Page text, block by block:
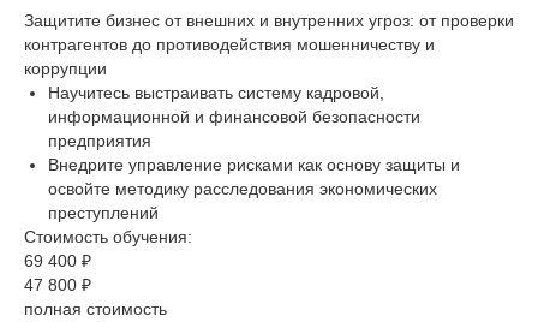
Защитите бизнес от внешних и внутренних угроз: от проверки
контрагентов до противодействия мошенничеству и
коррупции
Научитесь выстраивать систему кадровой,
информационной и финансовой безопасности
предприятия
Внедрите управление рисками как основу защиты и
освойте методику расследования экономических
преступлений
Стоимость обучения:
69 400 ₽
47 800 ₽
полная стоимость